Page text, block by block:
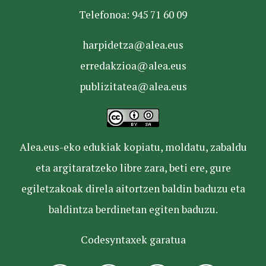
Telefonoa: 945 71 60 09
harpidetza@alea.eus
erredakzioa@alea.eus
publizitatea@alea.eus
Alea.eus-eko edukiak kopiatu, moldatu, zabaldu
eta argitaratzeko libre zara, beti ere, gure
egiletzakoak direla aitortzen baldin baduzu eta
baldintza berdinetan egiten baduzu.
Codesyntaxek garatua